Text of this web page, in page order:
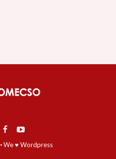
·We ♥ Wordpress